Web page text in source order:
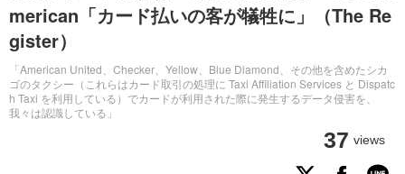
merican「カード払いの客が犠牲に」（The Re
gister）
「American United、Checker、Yellow、Blue Diamond、その他を含めたシカ
ゴのタクシー（これらはカード取引の処理に Taxi Affiliation Services と Dispatc
h Taxi を利用している）でカードが利用された際に発生するデータ侵害を、
我々は認識している」
37 views